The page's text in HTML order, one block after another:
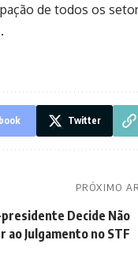
de todos os
Twitter
PRÓXIMO
presidente Decide Não
ao Julgamento no STF